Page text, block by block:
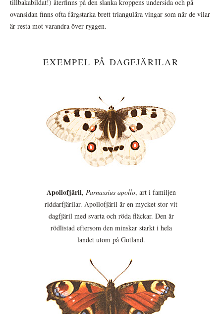
tillbakabildat!) återfinns på den slanka kroppens undersida och på
ovansidan finns ofta färgstarka brett triangulära vingar som när de vilar
är resta mot varandra över ryggen.
EXEMPEL PÅ DAGFJÄRILAR
Apollofjäril, Parnassius apollo, art i familjen
riddarfjärilar. Apollofjäril är en mycket stor vit
dagfjäril med svarta och röda fläckar. Den är
rödlistad eftersom den minskar starkt i hela
landet utom på Gotland.